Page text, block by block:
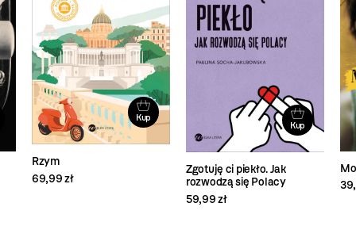
Kup
Rzym
69,99 zł
Kup
Zgotuję ci piekło. Jak
rozwodzą się Polacy
59,99 zł